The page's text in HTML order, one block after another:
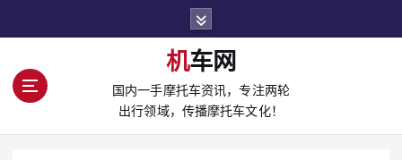
c
机车网
国内一手摩托车资讯，专注两轮
出行领域，传播摩托车文化！